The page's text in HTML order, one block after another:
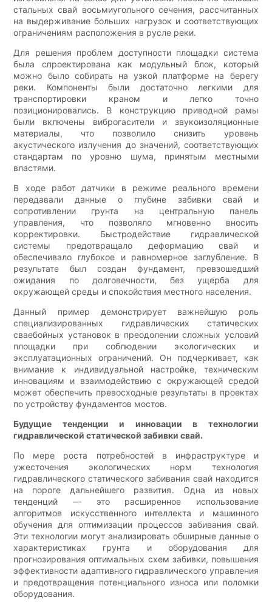
стальных свай восьмиугольного сечения, рассчитанных
на выдерживание больших нагрузок и соответствующих
ограничениям расположения в русле реки.
Для решения проблем доступности площадки система
была спроектирована как модульный блок, который
можно было собирать на узкой платформе на берегу
реки. Компоненты были достаточно легкими для
транспортировки краном и легко точно
позиционировались. В конструкцию приводной рамы
были включены виброгасители и звукоизоляционные
материалы, что позволило снизить уровень
акустического излучения до значений, соответствующих
стандартам по уровню шума, принятым местными
властями.
В ходе работ датчики в режиме реального времени
передавали данные о глубине забивки свай и
сопротивлении грунта на центральную панель
управления, что позволяло мгновенно вносить
корректировки. Быстродействие гидравлической
системы предотвращало деформацию свай и
обеспечивало глубокое и равномерное заглубление. В
результате был создан фундамент, превзошедший
ожидания по долговечности, без ущерба для
окружающей среды и спокойствия местного населения.
Данный пример демонстрирует важнейшую роль
специализированных гидравлических статических
сваебойных установок в преодолении сложных условий
площадки при соблюдении экологических и
эксплуатационных ограничений. Он подчеркивает, как
внимание к индивидуальной настройке, техническим
инновациям и взаимодействию с окружающей средой
может обеспечить превосходные результаты в проектах
по устройству фундаментов мостов.
Будущие тенденции и инновации в технологии
гидравлической статической забивки свай.
По мере роста потребностей в инфраструктуре и
ужесточения экологических норм технология
гидравлического статического забивания свай находится
на пороге дальнейшего развития. Одна из новых
тенденций — это расширенное использование
алгоритмов искусственного интеллекта и машинного
обучения для оптимизации процессов забивания свай.
Эти технологии могут анализировать обширные данные о
характеристиках грунта и оборудования для
прогнозирования оптимальных схем забивки, повышения
эффективности адаптивного гидравлического управления
и предотвращения потенциального износа или поломки
оборудования.